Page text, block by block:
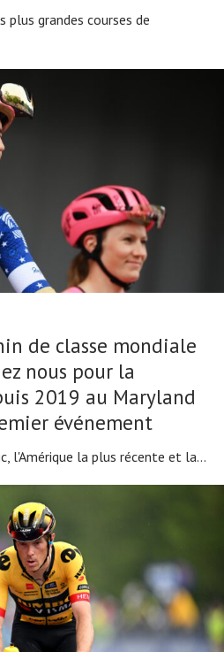
grandes courses de
de classe mondiale
nous pour la
2019 au Maryland
événement
l'Amérique la plus récente et la...